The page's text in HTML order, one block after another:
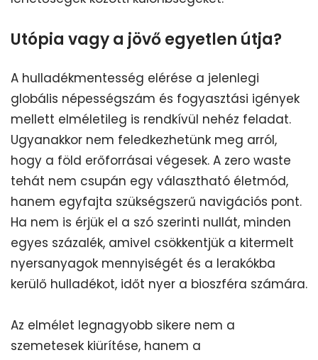
Utópia vagy a jövő egyetlen útja?
A hulladékmentesség elérése a jelenlegi
globális népességszám és fogyasztási igények
mellett elméletileg is rendkívül nehéz feladat.
Ugyanakkor nem feledkezhetünk meg arról,
hogy a föld erőforrásai végesek. A zero waste
tehát nem csupán egy választható életmód,
hanem egyfajta szükségszerű navigációs pont.
Ha nem is érjük el a szó szerinti nullát, minden
egyes százalék, amivel csökkentjük a kitermelt
nyersanyagok mennyiségét és a lerakókba
kerülő hulladékot, időt nyer a bioszféra számára.
Az elmélet legnagyobb sikere nem a
szemetesek kiürítése, hanem a